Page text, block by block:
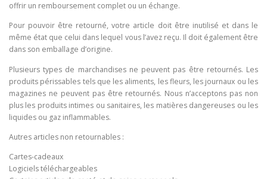
offrir un remboursement complet ou un échange.
Pour pouvoir être retourné, votre article doit être inutilisé et dans le
même état que celui dans lequel vous l’avez reçu. Il doit également être
dans son emballage d’origine.
Plusieurs types de marchandises ne peuvent pas être retournés. Les
produits périssables tels que les aliments, les fleurs, les journaux ou les
magazines ne peuvent pas être retournés. Nous n’acceptons pas non
plus les produits intimes ou sanitaires, les matières dangereuses ou les
liquides ou gaz inflammables.
Autres articles non retournables :
Cartes-cadeaux
Logiciels téléchargeables